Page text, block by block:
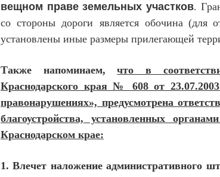
вещном праве земельных участков. Г
состороныдороги является обочина (для о
установлены иные размеры прилегающей т
Также напоминаем,что в
Краснодарского края № 608 от
правонарушениях», предусмотрена
благоустройства, установленных
Краснодарском крае:
1. Влечет наложение административного